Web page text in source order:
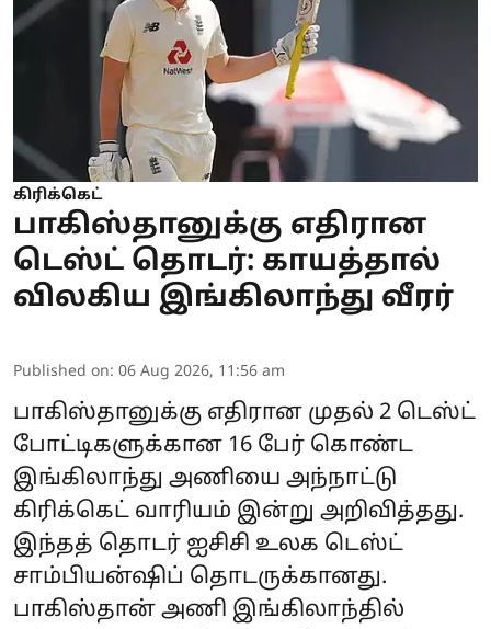
கிரிக்கெட்
பாகிஸ்தானுக்கு எதிரான
டெஸ்ட் தொடர்: காயத்தால்
விலகிய இங்கிலாந்து வீரர்
Published on: 06 Aug 2026, 11:56 am
பாகிஸ்தானுக்கு எதிரான முதல் 2 டெஸ்ட்
போட்டிகளுக்கான 16 பேர் கொண்ட
இங்கிலாந்து அணியை அந்நாட்டு
கிரிக்கெட் வாரியம் இன்று அறிவித்தது.
இந்தத் தொடர் ஐசிசி உலக டெஸ்ட்
சாம்பியன்ஷிப் தொடருக்கானது.
பாகிஸ்தான் அணி இங்கிலாந்தில்